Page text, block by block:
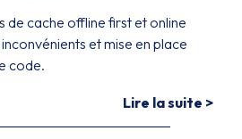
de cache offline first et online
et mise en place
code.
Lire la suite >